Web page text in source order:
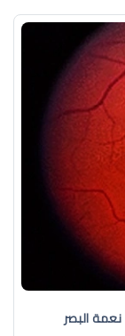
البصر